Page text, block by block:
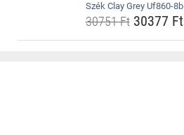
Szék Clay Grey Uf860-8b
30751 Ft30377 Ft